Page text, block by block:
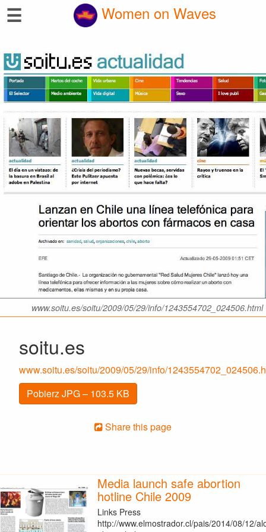
☰ Women on Waves
www.soitu.es/soitu/2009/05/29/info/1243554702_024506.html
soitu.es
www.soitu.es/soitu/2009/05/29/info/
Pobierz JPG – 103.5 KB
Share this page
Media launch safe abortion
hotline Chile 2009
Links Press
http://www.elmostrador.cl/pais/2014/08/12/